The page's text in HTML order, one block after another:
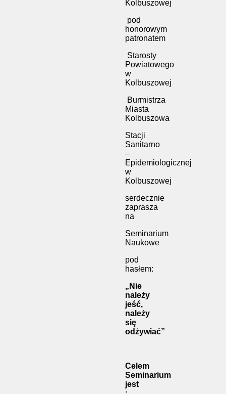
Kolbuszowej
pod
honorowym
patronatem
Starosty
Powiatowego
w
Kolbuszowej
Burmistrza
Miasta
Kolbuszowa
Stacji
Sanitarno
–
Epidemiologicznej
w
Kolbuszowej
serdecznie
zaprasza
na
Seminarium
Naukowe
pod
hasłem:
„Nie
należy
jeść,
należy
się
odżywiać”
Celem
Seminarium
jest